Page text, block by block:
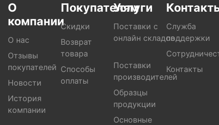
О
компании
О нас
Отзывы
покупателей
Новости
История
компании
Покупателям
Скидки
Возврат
товара
Способы
оплаты
Услуги
Поставки с
онлайн складов
Поставки
производителей
Образцы
продукции
Основные
Служба
поддержки
Контакты